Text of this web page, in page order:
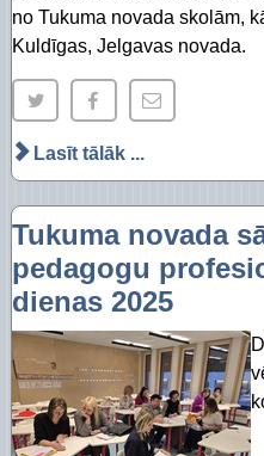
no Tukuma novada skolām,
Kuldīgas, Jelgavas novada.
Lasīt tālāk ...
Tukuma novada
pedagogu
dienas 2025